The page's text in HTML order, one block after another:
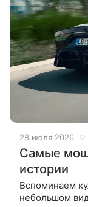
28 июля 2026
Самые
истории
Вспоминаем
небольшом